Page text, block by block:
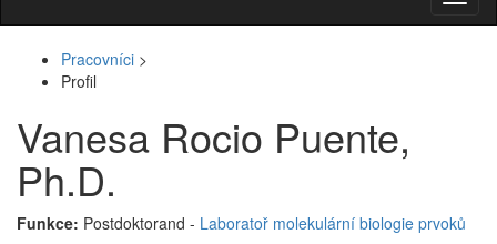
Pracovníci >
Profil
Vanesa Rocio Puente,
Ph.D.
Funkce: Postdoktorand - Laboratoř molekulární biologie prvoků